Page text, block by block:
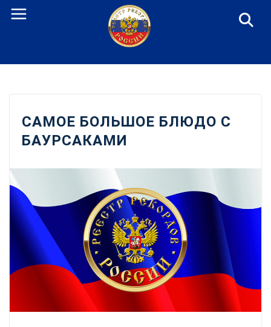
Перейти
САМОЕ БОЛЬШОЕ БЛЮДО С
БАУРСАКАМИ